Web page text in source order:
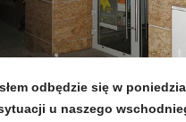
odbędzie się w
u naszego